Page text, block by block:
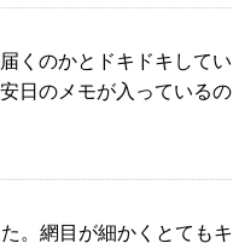
くのかとドキドキして
日のメモが入っているの
。網目が細かくとても